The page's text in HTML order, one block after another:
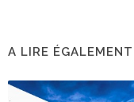
A LIRE ÉGALEMENT